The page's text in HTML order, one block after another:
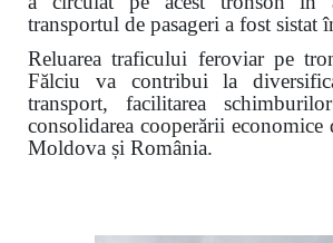
transportul de pasageri a fost sistat
Reluarea traficului feroviar pe
Fălciu va contribui la
transport, facilitarea
consolidarea cooperării economice
Moldova și România.